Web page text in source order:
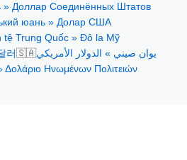
» Доллар Соединённых Штатов
юань » Долар США
tệ Trung Quốc » Đô la Mỹ
러 🇸🇦يوان صيني » الدولار الأمريكي
Δολάριο Ηνωμένων Πολιτειών